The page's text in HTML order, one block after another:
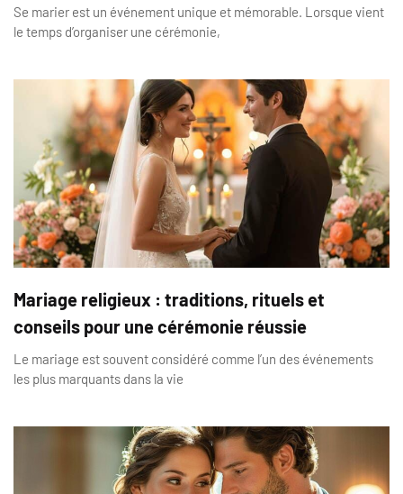
Se marier est un événement unique et mémorable. Lorsque vient
le temps d’organiser une cérémonie,
Mariage religieux : traditions, rituels et
conseils pour une cérémonie réussie
Le mariage est souvent considéré comme l’un des événements
les plus marquants dans la vie